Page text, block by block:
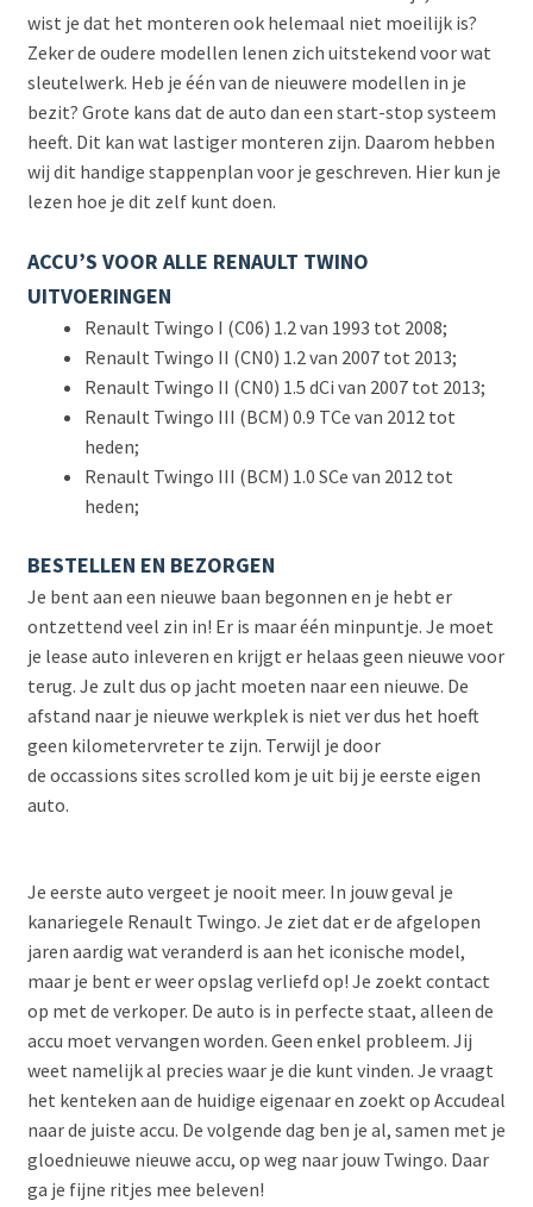
wist je dat het monteren ook helemaal niet moeilijk is?
Zeker de oudere modellen lenen zich uitstekend voor wat
sleutelwerk. Heb je één van de nieuwere modellen in je
bezit? Grote kans dat de auto dan een start-stop systeem
heeft. Dit kan wat lastiger monteren zijn. Daarom hebben
wij dit handige stappenplan voor je geschreven. Hier kun je
lezen hoe je dit zelf kunt doen.
ACCU’S VOOR ALLE RENAULT TWINO
UITVOERINGEN
Renault Twingo I (C06) 1.2 van 1993 tot 2008;
Renault Twingo II (CN0) 1.2 van 2007 tot 2013;
Renault Twingo II (CN0) 1.5 dCi van 2007 tot 2013;
Renault Twingo III (BCM) 0.9 TCe van 2012 tot
heden;
Renault Twingo III (BCM) 1.0 SCe van 2012 tot
heden;
BESTELLEN EN BEZORGEN
Je bent aan een nieuwe baan begonnen en je hebt er
ontzettend veel zin in! Er is maar één minpuntje. Je moet
je lease auto inleveren en krijgt er helaas geen nieuwe voor
terug. Je zult dus op jacht moeten naar een nieuwe. De
afstand naar je nieuwe werkplek is niet ver dus het hoeft
geen kilometervreter te zijn. Terwijl je door
de occassions sites scrolled kom je uit bij je eerste eigen
auto.
Je eerste auto vergeet je nooit meer. In jouw geval je
kanariegele Renault Twingo. Je ziet dat er de afgelopen
jaren aardig wat veranderd is aan het iconische model,
maar je bent er weer opslag verliefd op! Je zoekt contact
op met de verkoper. De auto is in perfecte staat, alleen de
accu moet vervangen worden. Geen enkel probleem. Jij
weet namelijk al precies waar je die kunt vinden. Je vraagt
het kenteken aan de huidige eigenaar en zoekt op Accudeal
naar de juiste accu. De volgende dag ben je al, samen met je
gloednieuwe nieuwe accu, op weg naar jouw Twingo. Daar
ga je fijne ritjes mee beleven!